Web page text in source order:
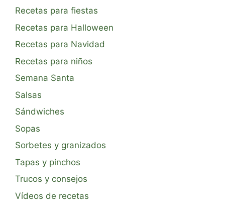
Recetas para fiestas
Recetas para Halloween
Recetas para Navidad
Recetas para niños
Semana Santa
Salsas
Sándwiches
Sopas
Sorbetes y granizados
Tapas y pinchos
Trucos y consejos
Vídeos de recetas